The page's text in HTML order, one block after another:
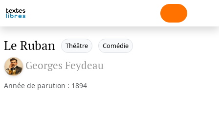
Le Ruban Théâtre Comédie
Georges Feydeau
Année de parution : 1894